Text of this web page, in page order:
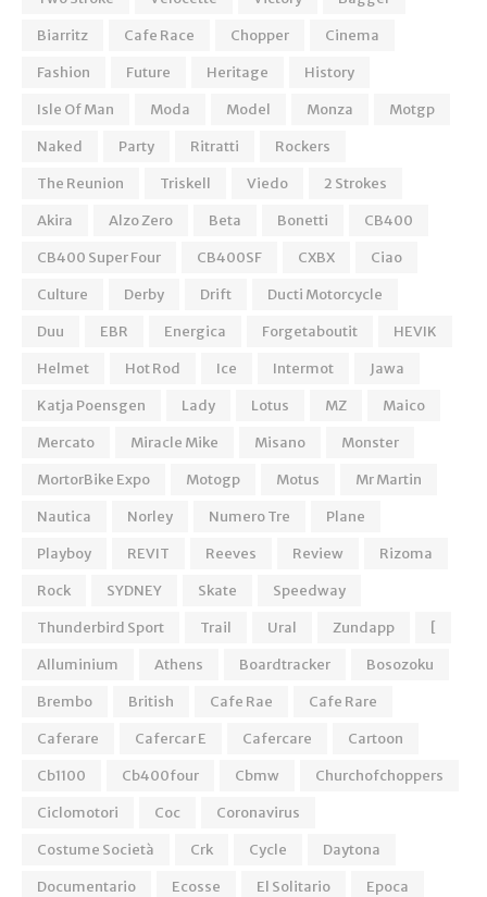
Biarritz
Cafe Race Chopper
Cinema
Fashion
Future Heritage
History
Isle Of Man
Moda Model Monza
Motgp
Naked
Party Ritratti
Rockers
The Reunion
Triskell Viedo
2 Strokes
Akira
Alzo Zero Beta Bonetti
CB400
CB400 Super Four
CB400SF CXBX
Ciao
Culture
Derby Drift
Ducti Motorcycle
Duu
EBR Energica Forgetaboutit
HEVIK
Helmet
Hot Rod Ice Intermot
Jawa
Katja Poensgen
Lady Lotus MZ
Maico
Mercato
Miracle Mike Misano
Monster
MortorBike Expo
Motogp Motus
Mr Martin
Nautica
Norley Numero Tre
Plane
Playboy
REVIT Reeves Review
Rizoma
Rock
SYDNEY Skate
Speedway
Thunderbird Sport
Trail Ural Zundapp
[
Alluminium
Athens Boardtracker
Bosozoku
Brembo
British Cafe Rae
Cafe Rare
Caferare
Cafercar E Cafercare
Cartoon
Cb1100
Cb400four Cbmw
Churchofchoppers
Ciclomotori
Coc
Coronavirus
Costume Società
Crk Cycle
Daytona
Documentario
Ecosse El Solitario
Epoca